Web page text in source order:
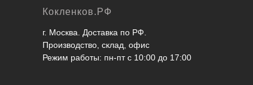
Кокленков.РФ
г. Москва. Доставка по РФ.
Производство, склад, офис
Режим работы: пн-пт с 10:00 до 17:00